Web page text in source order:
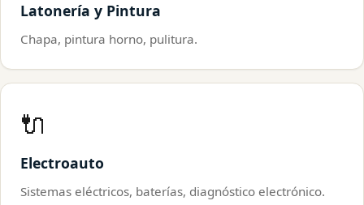
Latonería y Pintura
Chapa, pintura horno, pulitura.
🔌
Electroauto
Sistemas eléctricos, baterías, diagnóstico electrónico.